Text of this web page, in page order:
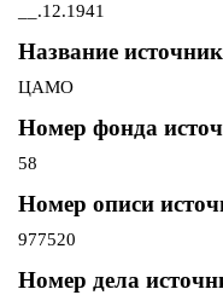
__.12.1941
Название
ЦАМО
Номер фонда
58
Номер описи
977520
Номер дела